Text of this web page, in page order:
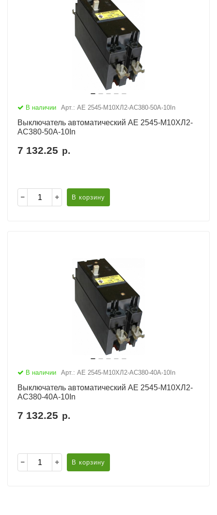
В наличии Арт.: АЕ 2545-М10ХЛ2-AC380-50А-10In
Выключатель автоматический АЕ 2545-М10ХЛ2-
AC380-50А-10In
7 132.25 р.
В корзину
В наличии Арт.: АЕ 2545-М10ХЛ2-AC380-40А-10In
Выключатель автоматический АЕ 2545-М10ХЛ2-
AC380-40А-10In
7 132.25 р.
В корзину